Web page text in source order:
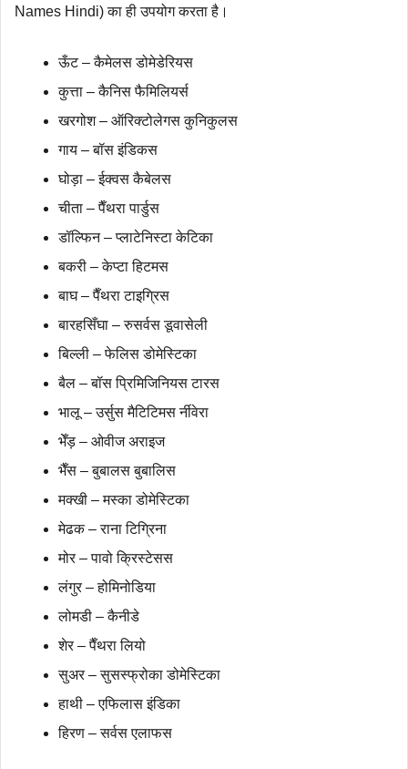
Names Hindi) का ही उपयोग करता है।
ऊँट – कैमेलस डोमेडेरियस
कुत्ता – कैनिस फैमिलियर्स
खरगोश – ऑरिक्टोलेगस कुनिकुलस
गाय – बॉस इंडिकस
घोड़ा – ईक्वस कैबेलस
चीता – पैँथरा पार्डुस
डॉल्फिन – प्लाटेनिस्टा केटिका
बकरी – केप्टा हिटमस
बाघ – पैँथरा टाइग्रिस
बारहसिँघा – रुसर्वस डूवासेली
बिल्ली – फेलिस डोमेस्टिका
बैल – बॉस प्रिमिजिनियस टारस
भालू – उर्सुस मैटिटिमस र्नीवेरा
भेँड़ – ओवीज अराइज
भैँस – बुबालस बुबालिस
मक्खी – मस्का डोमेस्टिका
मेढक – राना टिग्रिना
मोर – पावो क्रिस्टेसस
लंगुर – होमिनोडिया
लोमडी – कैनीडे
शेर – पैँथरा लियो
सुअर – सुसस्फ्रोका डोमेस्टिका
हाथी – एफिलास इंडिका
हिरण – सर्वस एलाफस